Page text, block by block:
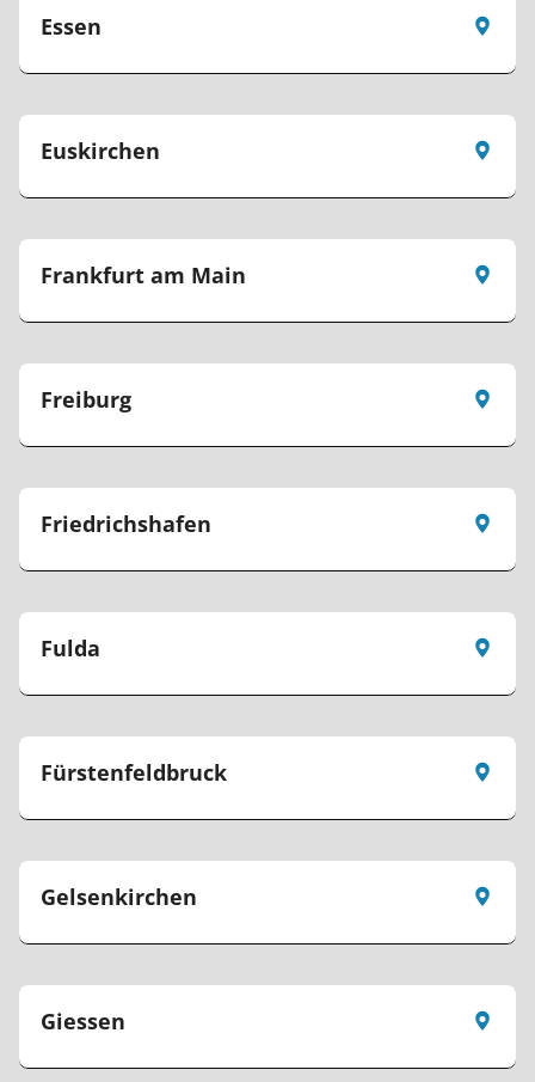
Essen
Euskirchen
Frankfurt am Main
Freiburg
Friedrichshafen
Fulda
Fürstenfeldbruck
Gelsenkirchen
Giessen